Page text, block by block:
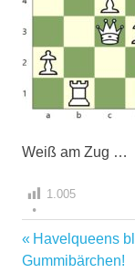
Weiß am Zug …
1.005
Vorheriger
Beitrag:
Havelqueens
Gummibärchen!